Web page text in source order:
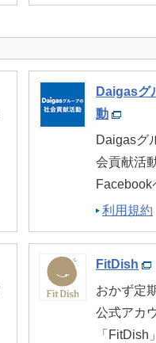
Daigasグ
動
Daigasグ
会貢献活
Facebook
利用規約
FitDish
おかず定
公式アカ
「FitDish